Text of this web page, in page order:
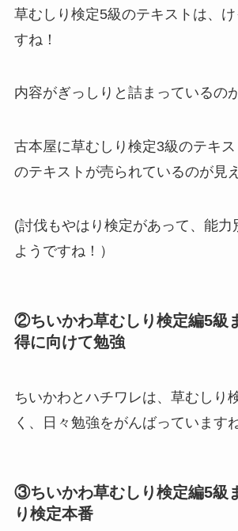
草むしり検定5級のテキストは、
すね！
内容がぎっしりと詰まっているの
古本屋に草むしり検定3級のテキ
のテキストが売られているのが見
(討伐もやはり検定があって、能力
ようですね！）
②ちいかわ草むしり検定編5級
得に向けて勉強
ちいかわとハチワレは、草むしり
く、日々勉強をがんばっていますね
③ちいかわ草むしり検定編5級
り検定本番